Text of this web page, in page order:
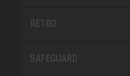
RETRO
SAFEGUARD